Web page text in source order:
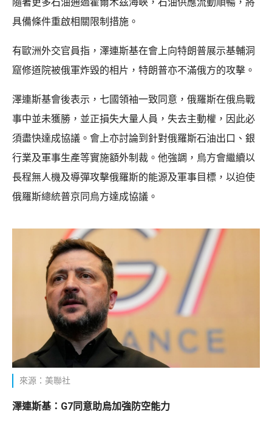
具備條件重啟相關限制措施。
有歐洲外交官員指，澤連斯基在會上向特朗普展示基輔洞
窟修道院被俄軍炸毀的相片，特朗普亦不滿俄方的攻擊。
澤連斯基會後表示，七國領袖一致同意，俄羅斯在俄烏戰
事中並未獲勝，並正損失大量人員，失去主動權，因此必
須盡快達成協議。會上亦討論到針對俄羅斯石油出口、銀
行業及軍事生產等實施額外制裁。他強調，烏方會繼續以
長程無人機及導彈攻擊俄羅斯的能源及軍事目標，以迫使
俄羅斯總統普京同烏方達成協議。
來源：美聯社
澤連斯基：G7同意助烏加強防空能力